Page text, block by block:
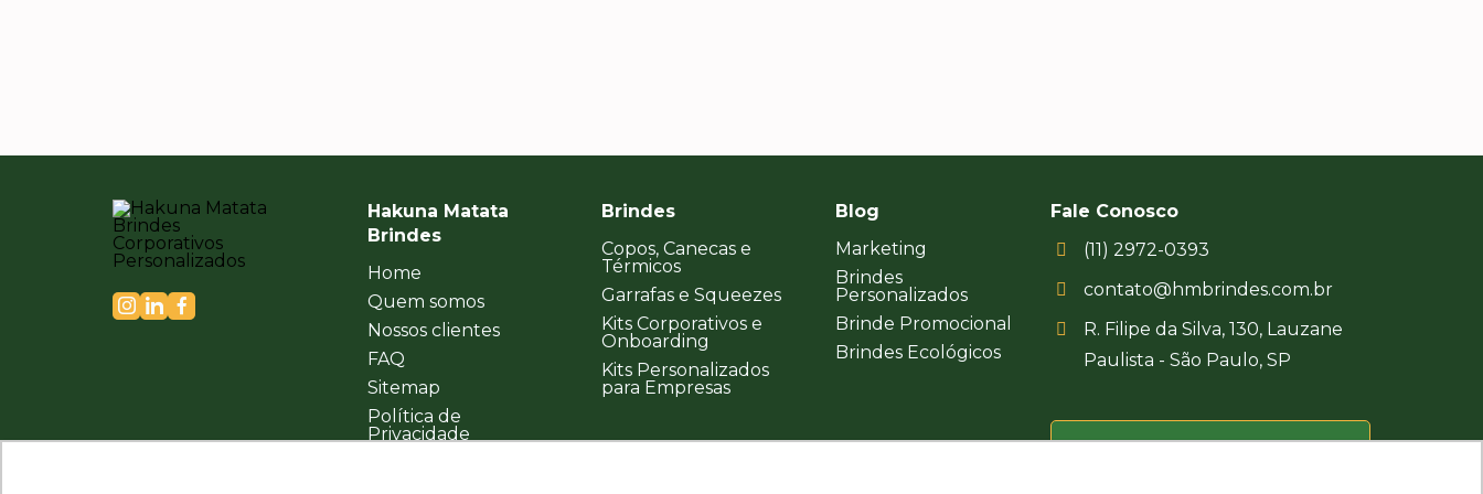
Hakuna Matata
Brindes
Home
Quem somos
Nossos clientes
FAQ
Sitemap
Política de
Privacidade
Brindes
Copos, Canecas e
Térmicos
Garrafas e Squeezes
Kits Corporativos e
Onboarding
Kits Personalizados
para Empresas
Blog
Marketing
Brindes
Personalizados
Brinde Promocional
Brindes Ecológicos
Fale Conosco
(11) 2972-0393
contato@hmbrindes.com.br
R. Filipe da Silva, 130, Lauzane
Paulista - São Paulo, SP
Uma empresa certificada